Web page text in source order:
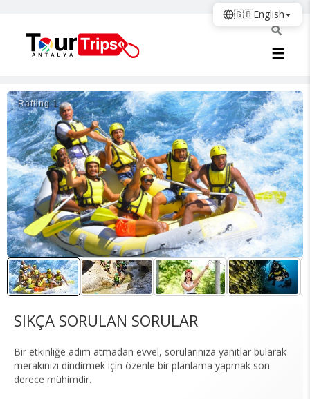
Rafti̇ng 1
SIKÇA SORULAN SORULAR
Bir etkinliğe adım atmadan evvel, sorularınıza yanıtlar bularak
merakınızı dindirmek için özenle bir planlama yapmak son
derece mühimdir.
🇬🇧English